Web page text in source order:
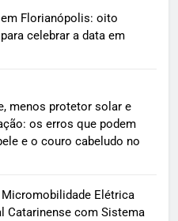
Florianópolis: oito
celebrar a data em
menos protetor solar e
os erros que podem
e o couro cabeludo no
Micromobilidade Elétrica
Catarinense com Sistema